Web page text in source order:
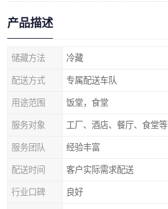
产品描述
储藏方法 冷藏
配送方式 专属配送车队
用途范围 饭堂，食堂
服务对象 工厂、酒店、餐厅、食堂等
服务团队 经验丰富
配送时间 客户实际需求配送
行业口碑 良好